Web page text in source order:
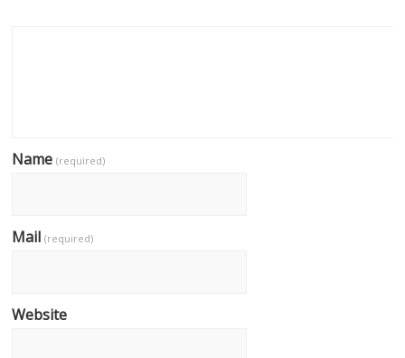
Name(required)
Mail(required)
Website